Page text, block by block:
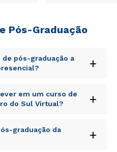
Pós-Graduação
pós-graduação a
+
iste natus error sit
laudantium,
quae ab illo inventore
voluptatem quia
odit aut fugit, sed quia
em um curso de
do Sul Virtual?
+
iste natus error sit
laudantium,
graduação da
+